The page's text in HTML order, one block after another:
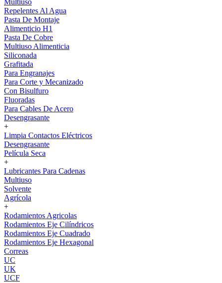
Multiuso
Repelentes Al Agua
Pasta De Montaje
Alimenticio H1
Pasta De Cobre
Multiuso Alimenticia
Siliconada
Grafitada
Para Engranajes
Para Corte y Mecanizado
Con Bisulfuro
Fluoradas
Para Cables De Acero
Desengrasante
+
Limpia Contactos Eléctricos
Desengrasante
Película Seca
+
Lubricantes Para Cadenas
Multiuso
Solvente
Agrícola
+
Rodamientos Agricolas
Rodamientos Eje Cilíndricos
Rodamientos Eje Cuadrado
Rodamientos Eje Hexagonal
Correas
UC
UK
UCF